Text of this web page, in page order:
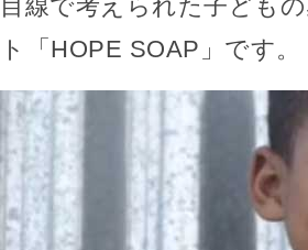
目線で考えられた子ども
ト「HOPE SOAP」です。